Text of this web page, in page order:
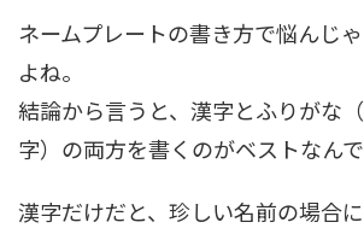
ネームプレートの書き方で悩んじ
よね。
結論から言うと、漢字とふりがな
字）の両方を書くのがベストなんで
漢字だけだと、珍しい名前の場合